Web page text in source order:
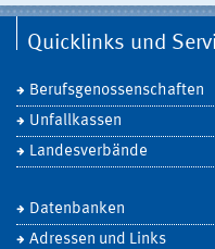
Quicklinks und
Berufsgenossenschaften
Unfallkassen
Landesverbände
Datenbanken
Adressen und Links